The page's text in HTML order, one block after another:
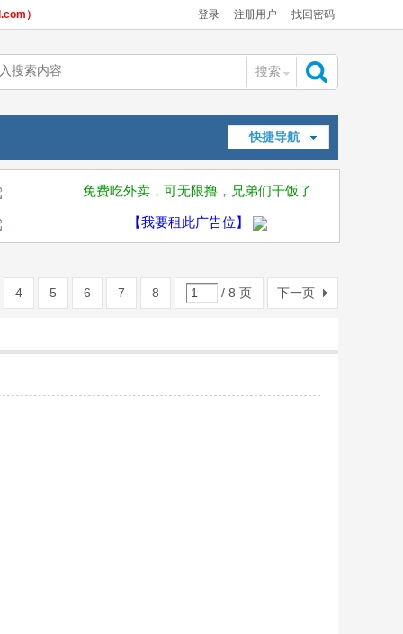
） 登录 注册用户 找回密码
搜索
索
快捷导航
免费吃外卖，可无限撸，兄弟们干饭了
【我要租此广告位】
4 5 6 7 8 / 8 页 下一页